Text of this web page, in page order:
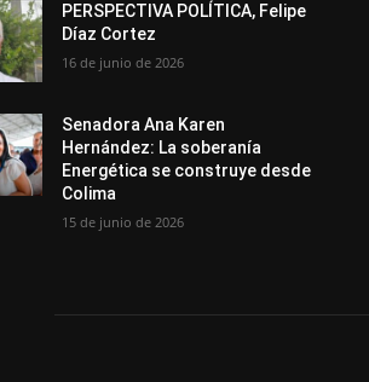
PERSPECTIVA POLÍTICA, Felipe
Díaz Cortez
16 de junio de 2026
Senadora Ana Karen
Hernández: La soberanía
Energética se construye desde
Colima
15 de junio de 2026